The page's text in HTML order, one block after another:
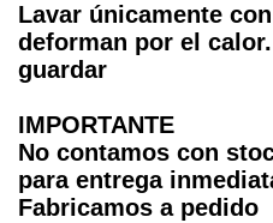
Lavar únicamente
deforman por el
guardar
IMPORTANTE
No contamos con
para entrega
Fabricamos a pedido